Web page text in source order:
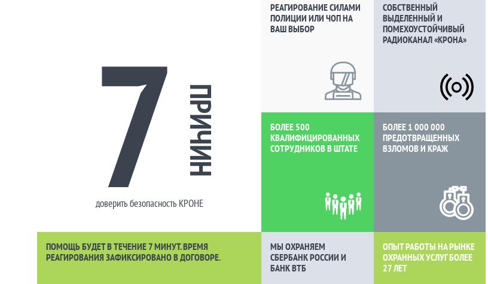
7 ПРИЧИН
доверить безопасность КРОНЕ
ПОМОЩЬ БУДЕТ В ТЕЧЕНИЕ 7 МИНУТ. ВРЕМЯ
РЕАГИРОВАНИЯ ЗАФИКСИРОВАНО В ДОГОВОРЕ.
РЕАГИРОВАНИЕ СИЛАМИ
ПОЛИЦИИ ИЛИ ЧОП НА
ВАШ ВЫБОР
СОБСТВЕННЫЙ
ВЫДЕЛЕННЫЙ И
ПОМЕХОУСТОЙЧИВЫЙ
РАДИОКАНАЛ «КРОНА»
БОЛЕЕ 500
КВАЛИФИЦИРОВАННЫХ
СОТРУДНИКОВ В ШТАТЕ
БОЛЕЕ 1 000 000
ПРЕДОТВРАЩЕННЫХ
ВЗЛОМОВ И КРАЖ
МЫ ОХРАНЯЕМ
СБЕРБАНК РОССИИ И
БАНК ВТБ
ОПЫТ РАБОТЫ НА РЫНКЕ
ОХРАННЫХ УСЛУГ БОЛЕЕ
27 ЛЕТ